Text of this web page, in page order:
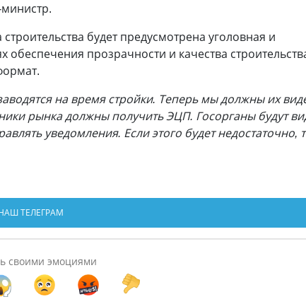
будет предусмотрена уголовная и
обеспечения прозрачности и качества
на время стройки. Теперь мы должны их
рынка должны получить ЭЦП. Госорганы будут
уведомления. Если этого будет недостаточно,
ТЕЛЕГРАМ
своими эмоциями